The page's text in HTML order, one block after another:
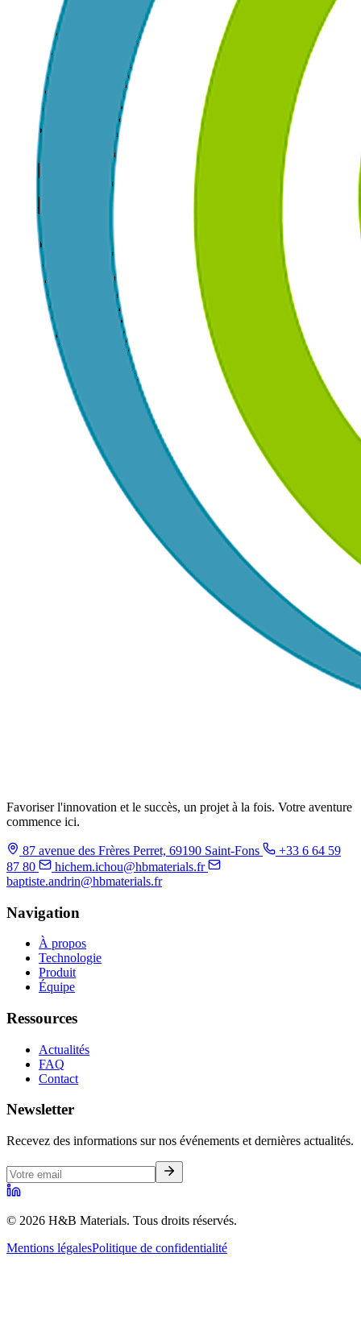
Favoriser l'innovation et le succès, un projet à la fois. Votre aventure
commence ici.
87 avenue des Frères Perret, 69190 Saint-Fons
+33 6 64 59
87 80
hichem.ichou@hbmaterials.fr
baptiste.andrin@hbmaterials.fr
Navigation
À propos
Technologie
Produit
Équipe
Ressources
Actualités
FAQ
Contact
Newsletter
Recevez des informations sur nos événements et dernières actualités.
© 2026 H&B Materials. Tous droits réservés.
Mentions légalesPolitique de confidentialité